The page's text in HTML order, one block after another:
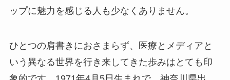
ップに魅力を感じる人も少なくありません。
ひとつの肩書きにおさまらず、医療とメディアと
いう異なる世界を行き来してきた歩みはとても印